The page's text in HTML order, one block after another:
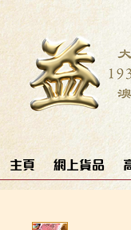
主頁 網上貨品